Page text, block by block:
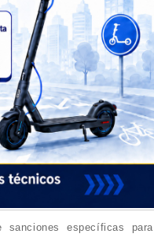
sanciones específicas para